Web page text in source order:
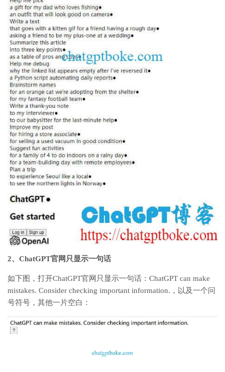
2、ChatGPT官网只显示一句话
如下图，打开ChatGPT官网只显示一句话：ChatGPT can make
mistakes. Consider checking important information.，以及一个问
号符号，其他一片空白：